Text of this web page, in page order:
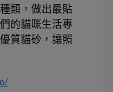
類，做出最貼
的貓咪生活專
質貓砂，讓照